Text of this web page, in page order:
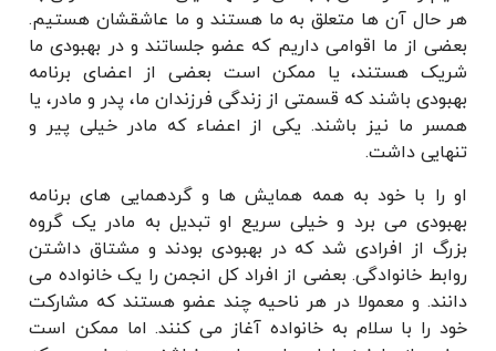
هر حال آن ها متعلق به ما هستند و ما عاشقشان هستیم.
بعضی از ما اقوامی داریم که عضو جلساتند و در بهبودی ما
شریک هستند، یا ممکن است بعضی از اعضای برنامه
بهبودی باشند که قسمتی از زندگی فرزندان ما، پدر و مادر، یا
همسر ما نیز باشند. یکی از اعضاء که مادر خیلی پیر و
تنهایی داشت.
او را با خود به همه همایش ها و گردهمایی های برنامه
بهبودی می برد و خیلی سریع او تبدیل به مادر یک گروه
بزرگ از افرادی شد که در بهبودی بودند و مشتاق داشتن
روابط خانوادگی. بعضی از افراد کل انجمن را یک خانواده می
دانند. و معمولا در هر ناحیه چند عضو هستند که مشارکت
خود را با سلام به خانواده آغاز می کنند. اما ممکن است